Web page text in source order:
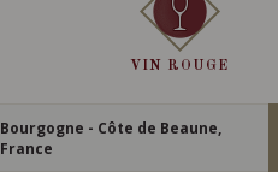
VIN ROUGE
Bourgogne - Côte de Beaune,
France